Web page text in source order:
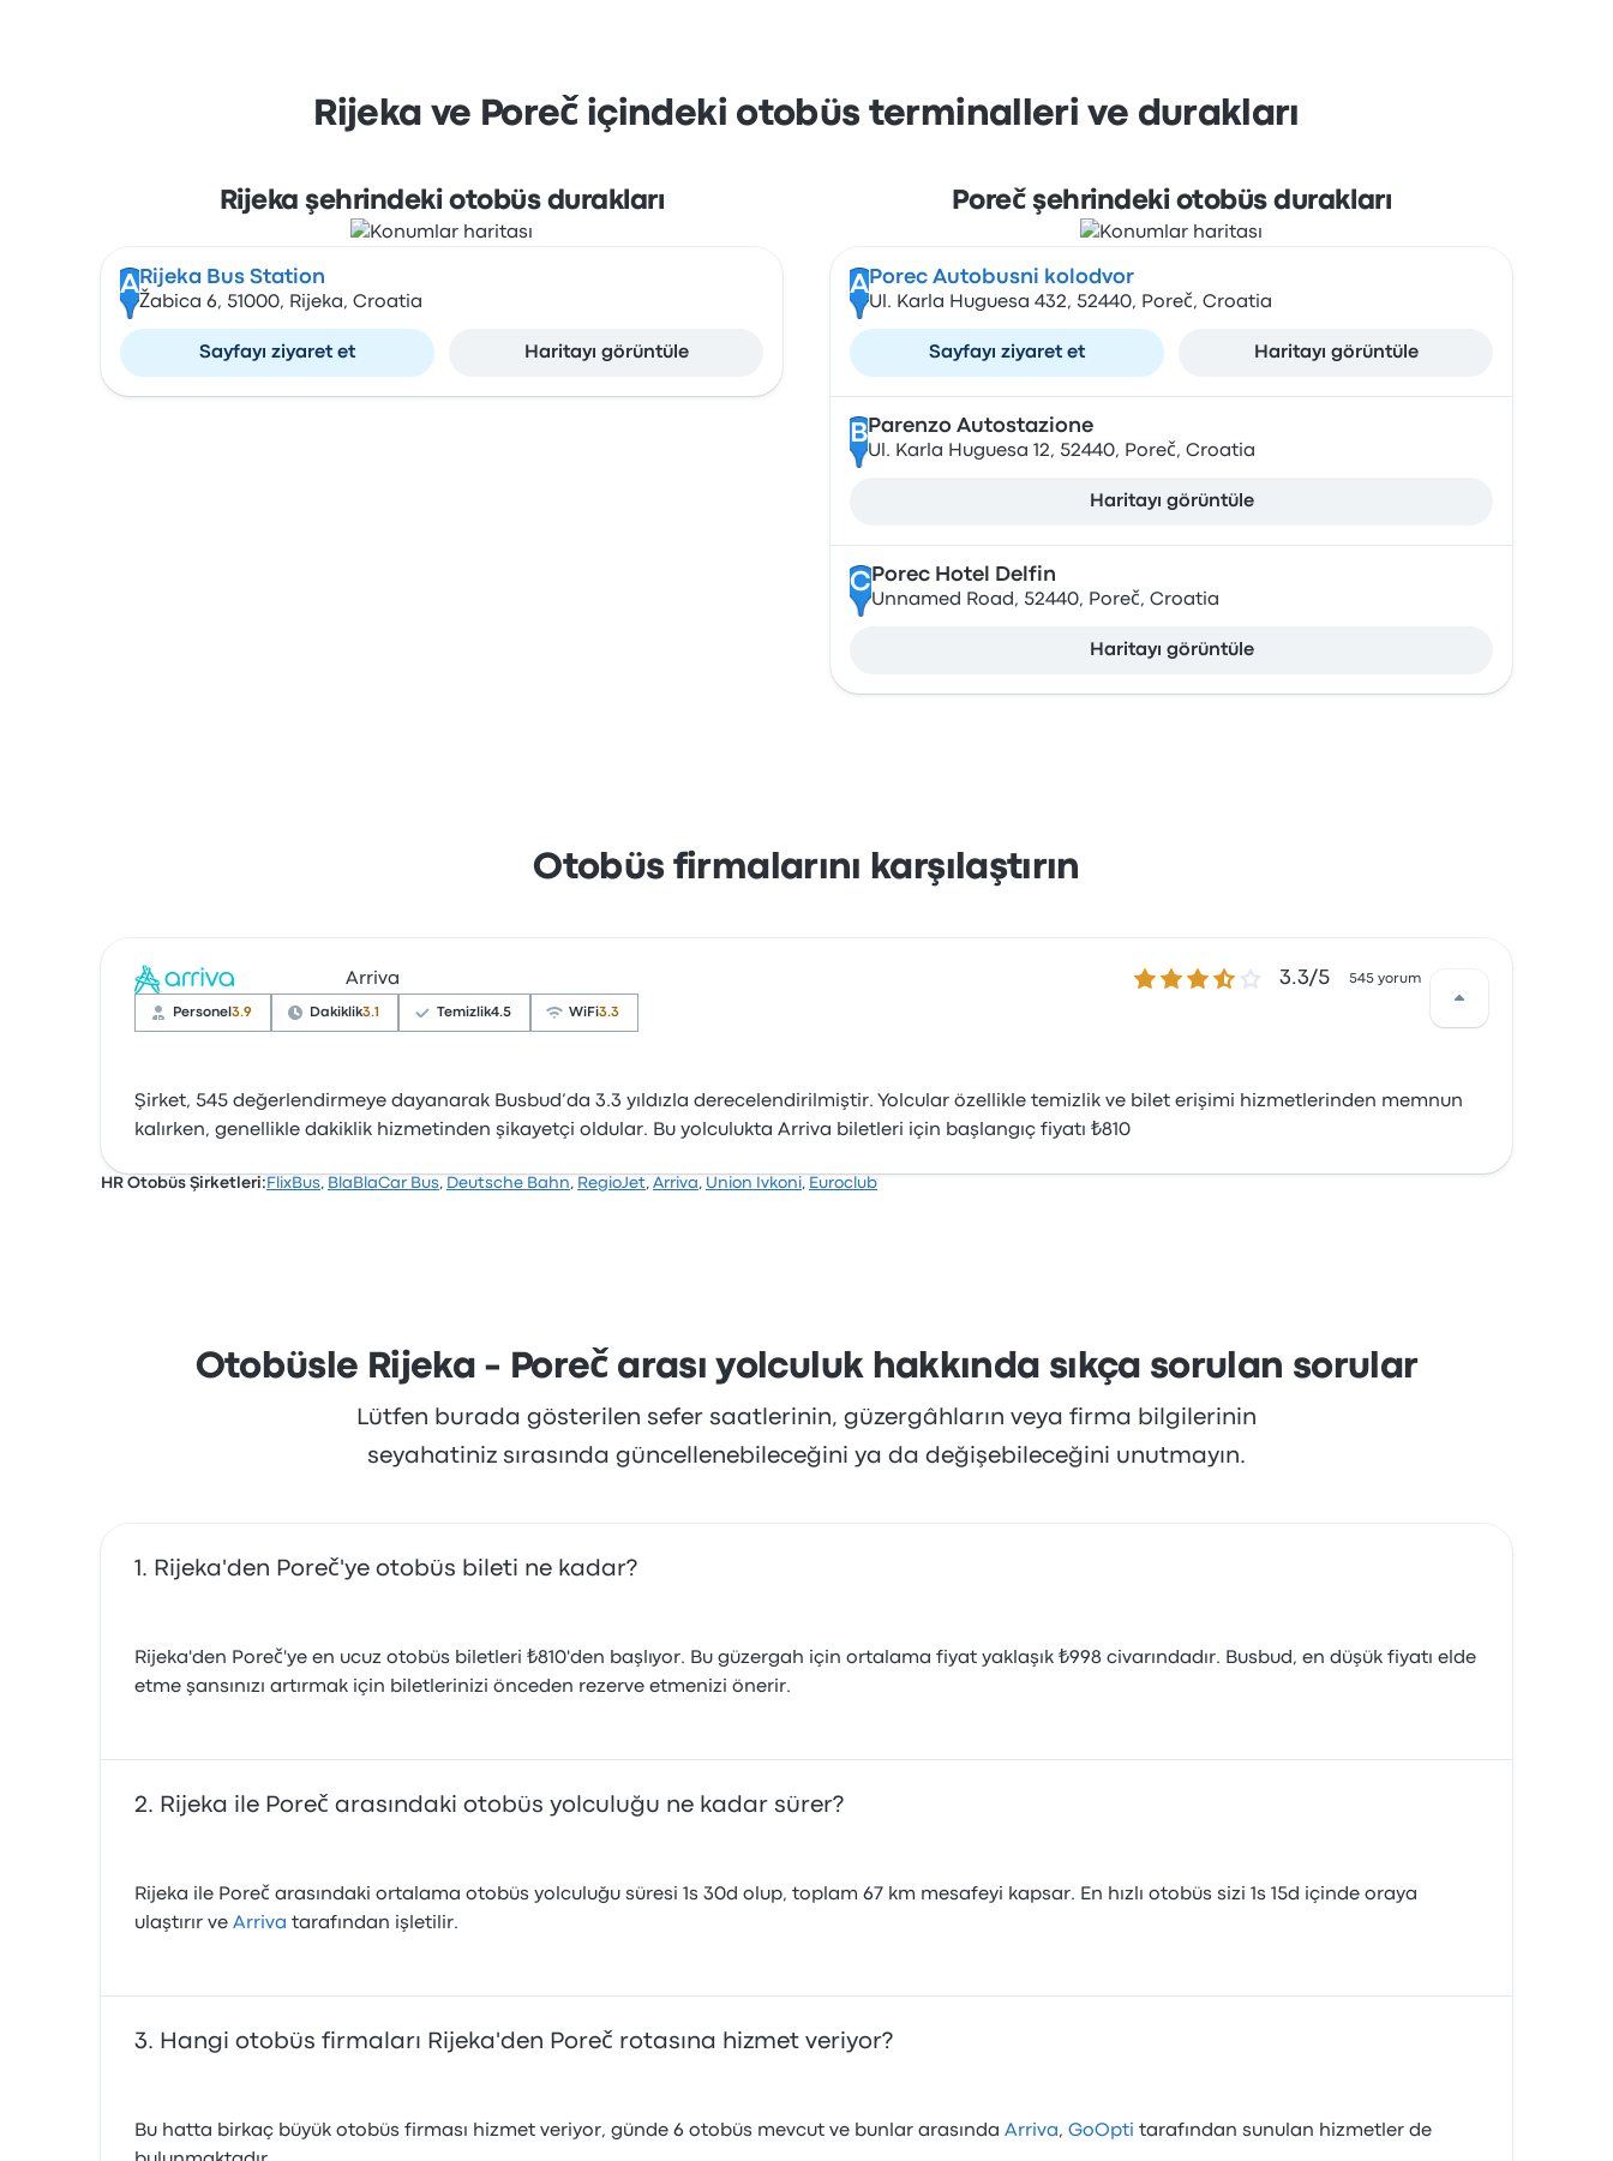
Rijeka ve Poreč içindeki otobüs terminalleri ve durakları
Rijeka şehrindeki otobüs durakları
A Rijeka Bus Station
Žabica 6, 51000, Rijeka, Croatia
Sayfayı ziyaret et Haritayı görüntüle
Poreč şehrindeki otobüs durakları
A Porec Autobusni kolodvor
Ul. Karla Huguesa 432, 52440, Poreč, Croatia
Sayfayı ziyaret et Haritayı görüntüle
B Parenzo Autostazione
Ul. Karla Huguesa 12, 52440, Poreč, Croatia
Haritayı görüntüle
CPorec Hotel Delfin
Unnamed Road, 52440, Poreč, Croatia
Haritayı görüntüle
Otobüs firmalarını karşılaştırın
Arriva 3.3 üzerinden 5 yıldız
3.3/5 545 yorum
Personel 3.9 Dakiklik3.1 Temizlik4.5 WiFi3.3
Şirket, 545 değerlendirmeye dayanarak Busbud’da 3.3 yıldızla derecelendirilmiştir. Yolcular özellikle temizlik ve bilet erişimi hizmetlerinden memnun
kalırken, genellikle dakiklik hizmetinden şikayetçi oldular. Bu yolculukta Arriva biletleri için başlangıç fiyatı ₺810
HR Otobüs Şirketleri: FlixBus, BlaBlaCar Bus, Deutsche Bahn, RegioJet, Arriva, Union Ivkoni, Euroclub
Otobüsle Rijeka - Poreč arası yolculuk hakkında sıkça sorulan sorular
Lütfen burada gösterilen sefer saatlerinin, güzergâhların veya firma bilgilerinin
seyahatiniz sırasında güncellenebileceğini ya da değişebileceğini unutmayın.
Rijeka'den Poreč'ye otobüs bileti ne kadar?
Rijeka'den Poreč'ye en ucuz otobüs biletleri ₺810'den başlıyor. Bu güzergah için ortalama fiyat yaklaşık ₺998 civarındadır. Busbud, en düşük fiyatı elde
etme şansınızı artırmak için biletlerinizi önceden rezerve etmenizi önerir.
Rijeka ile Poreč arasındaki otobüs yolculuğu ne kadar sürer?
Rijeka ile Poreč arasındaki ortalama otobüs yolculuğu süresi 1s 30d olup, toplam 67 km mesafeyi kapsar. En hızlı otobüs sizi 1s 15d içinde oraya
ulaştırır ve Arriva tarafından işletilir.
Hangi otobüs firmaları Rijeka'den Poreč rotasına hizmet veriyor?
Bu hatta birkaç büyük otobüs firması hizmet veriyor, günde 6 otobüs mevcut ve bunlar arasında Arriva, GoOpti tarafından sunulan hizmetler de